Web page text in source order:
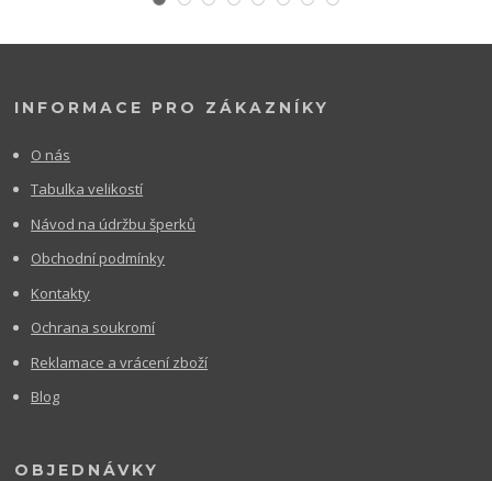
INFORMACE PRO ZÁKAZNÍKY
O nás
Tabulka velikostí
Návod na údržbu šperků
Obchodní podmínky
Kontakty
Ochrana soukromí
Reklamace a vrácení zboží
Blog
OBJEDNÁVKY